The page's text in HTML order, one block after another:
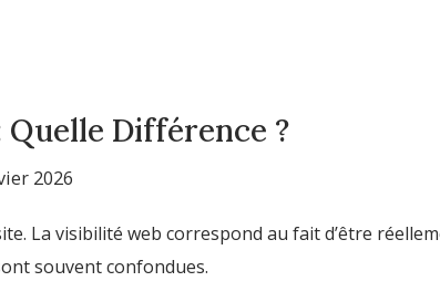
Quelle Différence ?
2026
La visibilité web correspond au fait d’être
souvent confondues.